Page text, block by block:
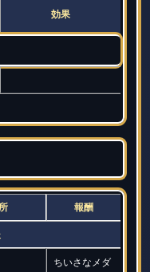
効果
報酬
ちいさなメダ